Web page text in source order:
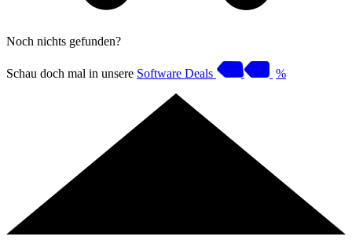
Noch nichts gefunden?
Schau doch mal in unsere Software Deals %